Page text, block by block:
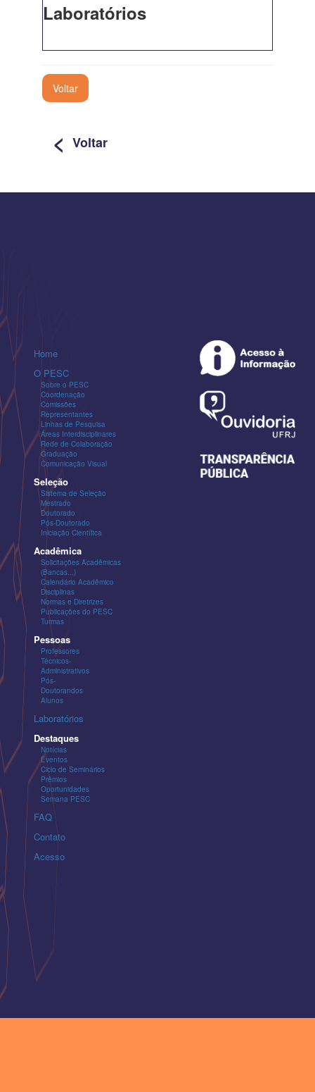
Laboratórios
Voltar
< Voltar
Home
O PESC
Sobre o PESC
Coordenação
Comissões
Representantes
Linhas de Pesquisa
Áreas Interdisciplinares
Rede de Colaboração
Graduação
Comunicação Visual
Seleção
Sistema de Seleção
Mestrado
Doutorado
Pós-Doutorado
Iniciação Científica
Acadêmica
Solicitações Acadêmicas
(Bancas...)
Calendário Acadêmico
Disciplinas
Normas e Diretrizes
Publicações do PESC
Turmas
Pessoas
Professores
Técnicos-
Administrativos
Pós-
Doutorandos
Alunos
Laboratórios
Destaques
Notícias
Eventos
Ciclo de Seminários
Prêmios
Oportunidades
Semana PESC
FAQ
Contato
Acesso